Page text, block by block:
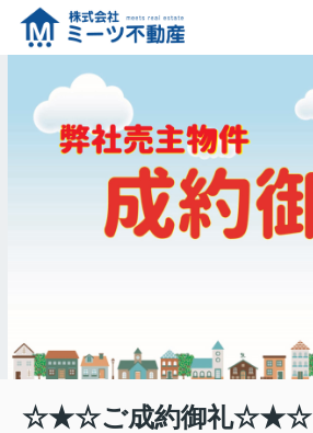
☆★☆ご成約御礼☆★☆